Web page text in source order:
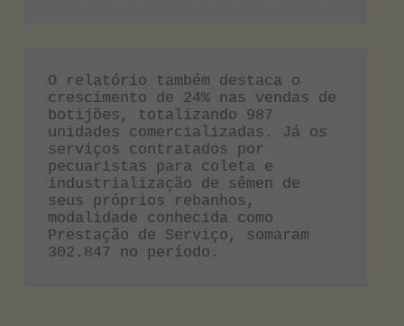
O relatório também destaca o
crescimento de 24% nas vendas de
botijões, totalizando 987
unidades comercializadas. Já os
serviços contratados por
pecuaristas para coleta e
industrialização de sêmen de
seus próprios rebanhos,
modalidade conhecida como
Prestação de Serviço, somaram